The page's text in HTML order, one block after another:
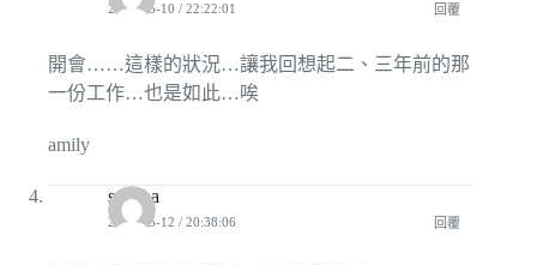
2009-05-10 / 22:22:01 回覆
開會……這樣的狀況…讓我回想起二、三年前的那
一份工作…也是如此…唉
amily
sayaha
2009-05-12 / 20:38:06 回覆